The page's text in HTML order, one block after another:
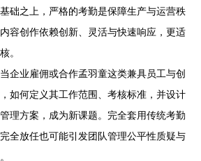
础之上，严格的考勤是保障生产与运营秩
容创作依赖创新、灵活与快速响应，更适
。
当企业雇佣或合作孟羽童这类兼具员工与创
如何定义其工作范围、考核标准，并设计
理方案，成为新课题。完全套用传统考勤
全放任也可能引发团队管理公平性质疑与